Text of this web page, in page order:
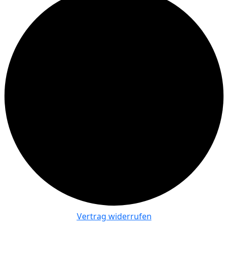
Vertrag widerrufen